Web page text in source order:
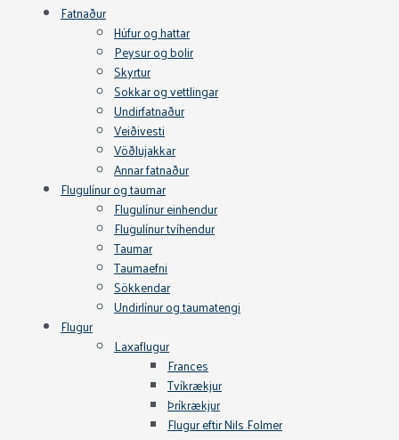
Fatnaður
Húfur og hattar
Peysur og bolir
Skyrtur
Sokkar og vettlingar
Undirfatnaður
Veiðivesti
Vöðlujakkar
Annar fatnaður
Flugulínur og taumar
Flugulínur einhendur
Flugulínur tvíhendur
Taumar
Taumaefni
Sökkendar
Undirlínur og taumatengi
Flugur
Laxaflugur
Frances
Tvíkrækjur
Þríkrækjur
Flugur eftir Nils Folmer